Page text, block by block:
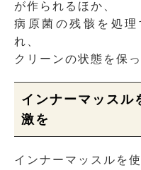
が作られるほか、
病原菌の残骸を処
れ、
クリーンの状態を保
インナーマッスル
激を
インナーマッスルを